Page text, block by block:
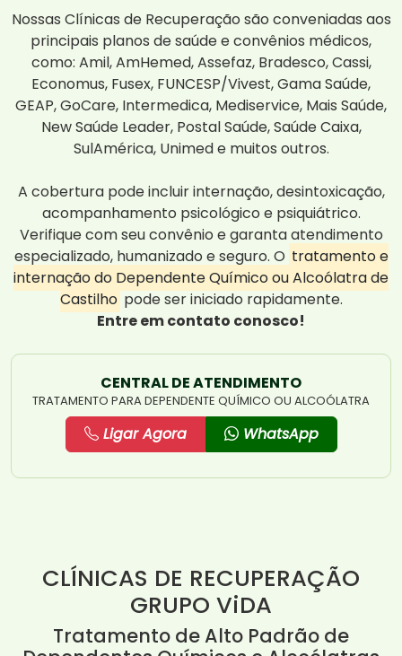
Nossas Clínicas de Recuperação são conveniadas aos
principais planos de saúde e convênios médicos,
como: Amil, AmHemed, Assefaz, Bradesco, Cassi,
Economus, Fusex, FUNCESP/Vivest, Gama Saúde,
GEAP, GoCare, Intermedica, Mediservice, Mais Saúde,
New Saúde Leader, Postal Saúde, Saúde Caixa,
SulAmérica, Unimed e muitos outros.
A cobertura pode incluir internação, desintoxicação,
acompanhamento psicológico e psiquiátrico.
Verifique com seu convênio e garanta atendimento
especializado, humanizado e seguro. O tratamento e
internação do Dependente Químico ou Alcoólatra de
Castilho pode ser iniciado rapidamente.
Entre em contato conosco!
CENTRAL DE ATENDIMENTO
TRATAMENTO PARA DEPENDENTE QUÍMICO OU ALCOÓLATRA
Ligar Agora WhatsApp
CLÍNICAS DE RECUPERAÇÃO
GRUPO ViDA
Tratamento de Alto Padrão de